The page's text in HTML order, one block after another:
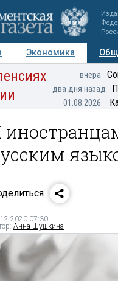
Экономика
Персоны Мнения
вчера
два дня назад
01.08.2026
07:30
Анна Шушкина